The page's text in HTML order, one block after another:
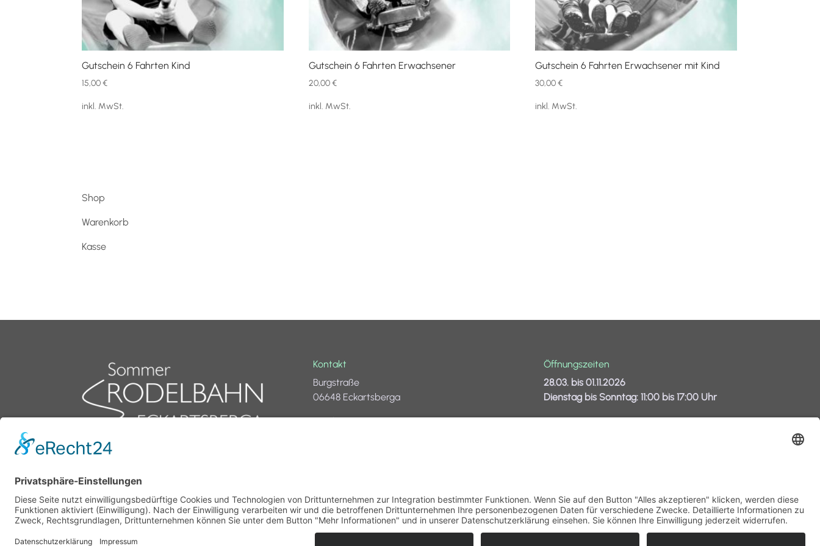
Gutschein 6 Fahrten Kind
15,00€
inkl. MwSt.
Gutschein 6 Fahrten Erwachsener
20,00€
inkl. MwSt.
Gutschein 6 Fahrten Erwachsener mit Kind
30,00€
inkl. MwSt.
Shop
Warenkorb
Kasse
Kontakt
Burgstraße
06648 Eckartsberga
Telefon: 034467 20019
Öffnungszeiten
28.03. bis 01.11.2026
Dienstag bis Sonntag: 11:00 bis 17:00 Uhr
An Feiertagen und in den Ferien (Thüringen,
Google Bewertungen Zahlung & Versand Widerruf AGB